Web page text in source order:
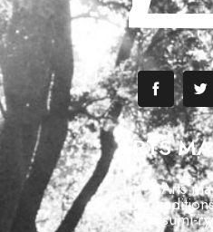
ARTS
Arts
Les
Tatsumi-